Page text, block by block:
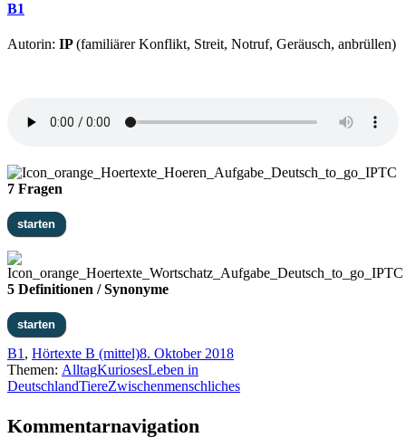
B1
Autorin: IP(familiärer Konflikt, Streit, Notruf, Geräusch, anbrüllen)
7 Fragen
5 Definitionen / Synonyme
B1, Hörtexte B (mittel)8. Oktober 2018
Themen: AlltagKuriosesLeben in
DeutschlandTiereZwischenmenschliches
Kommentarnavigation